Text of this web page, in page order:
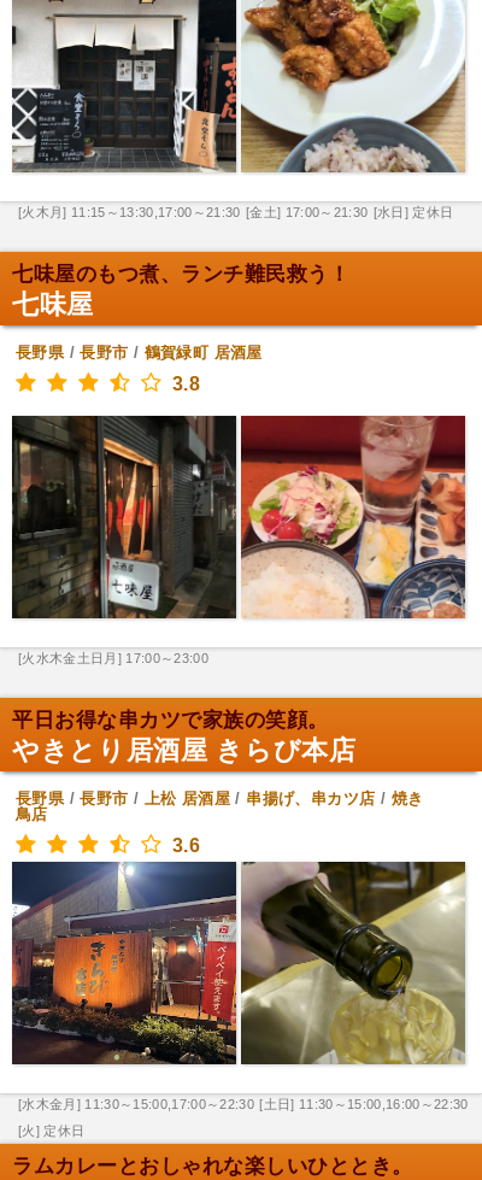
[火木月] 11:15～13:30,17:00～21:30 [金土] 17:00～21:30 [水日] 定休日
七味屋のもつ煮、ランチ難民救う！
七味屋
長野県/長野市 / 鶴賀緑町 居酒屋
3.8
[火水木金土日月] 17:00～23:00
平日お得な串カツで家族の笑顔。
やきとり居酒屋 きらび本店
長野県/長野市 / 上松 居酒屋 / 串揚げ、串カツ店 / 焼き
鳥店
3.6
[水木金月] 11:30～15:00,17:00～22:30 [土日] 11:30～15:00,16:00～22:30
[火] 定休日
ラムカレーとおしゃれな楽しいひととき。